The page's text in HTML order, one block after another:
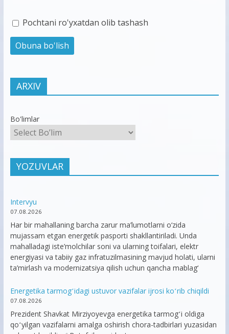
Pochtani ro'yxatdan olib tashash
ARXIV
Bo'limlar
YOZUVLAR
Intervyu
07.08.2026
Har bir mahallaning barcha zarur ma’lumotlarni o‘zida
mujassam etgan energetik pasporti shakllantiriladi. Unda
mahalladagi iste’molchilar soni va ularning toifalari, elektr
energiyasi va tabiiy gaz infratuzilmasining mavjud holati, ularni
ta’mirlash va modernizatsiya qilish uchun qancha mablag‘
Energetika tarmogʻidagi ustuvor vazifalar ijrosi koʻrib chiqildi
07.08.2026
Prezident Shavkat Mirziyoyevga energetika tarmogʻi oldiga
qoʻyilgan vazifalarni amalga oshirish chora-tadbirlari yuzasidan